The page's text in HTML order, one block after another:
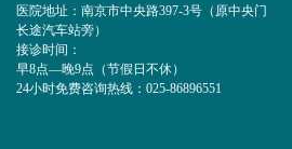
医院地址：南京市中央路397-3号（原中央门
长途汽车站旁）
接诊时间：
早8点—晚9点（节假日不休）
24小时免费咨询热线：025-86896551